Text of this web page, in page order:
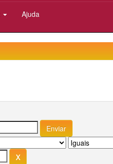
Ajuda